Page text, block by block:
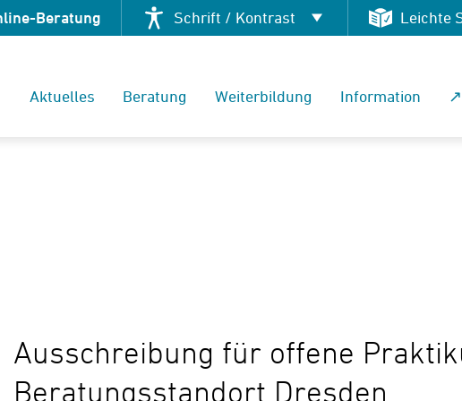
Beratung Schrift / Kontrast
Schrift vergrößern
Leichte
Aktuelles Beratung Weiterbildung Information
Ausschreibung für offene
Beratungsstandort Dresden